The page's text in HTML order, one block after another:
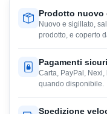
Prodotto nuovo
Nuovo e sigillato,
prodotto, e coperto
Pagamenti sicuri
Carta, PayPal,
quando disponibile.
Spedizione